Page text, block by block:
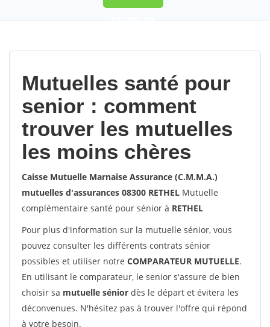
9,2(100%)452
Mutuelles santé pour
senior : comment
trouver les mutuelles
les moins chères
Caisse Mutuelle Marnaise Assurance (C.M.M.A.)
mutuelles d'assurances 08300 RETHEL Mutuelle
complémentaire santé pour sénior à RETHEL
Pour plus d'information sur la mutuelle sénior, vous
pouvez consulter les différents contrats sénior
possibles et utiliser notre COMPARATEUR MUTUELLE.
En utilisant le comparateur, le senior s'assure de bien
choisir sa mutuelle sénior dès le départ et évitera les
déconvenues. N'hésitez pas à trouver l'offre qui répond
à votre besoin.